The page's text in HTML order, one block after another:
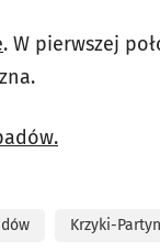
. W pierwszej
Krzyki-